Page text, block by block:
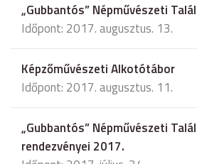
„Gubbantós” Népművészeti
Időpont: 2017. augusztus. 13.
Képzőművészeti Alkotótábor
Időpont: 2017. augusztus. 11.
„Gubbantós” Népművészeti
rendezvényei 2017.